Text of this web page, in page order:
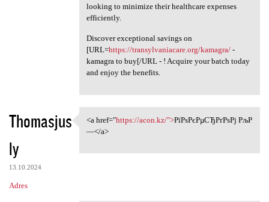
looking to minimize their healthcare expenses
efficiently.
Discover exceptional savings on
[URL=https://transylvaniacare.org/kamagra/-
kamagra to buy[/URL - ! Acquire your batch today
and enjoy the benefits.
Thomasjus
ly
13.10.2024
Adres
<a href="https://acon.kz/"
<a href="https://acon.kz/">РїРѕРєРµСЂРґРѕРј РљР
—</a>